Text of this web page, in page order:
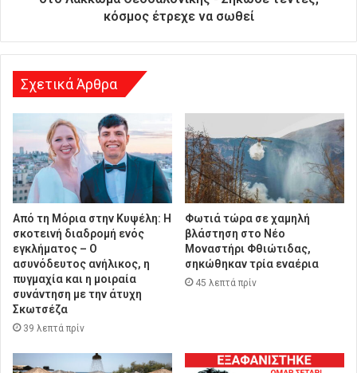
σ
κόσμος έτρεχε να σωθεί
Σχετικά Άρθρα
Από τη Μόρια στην Κυψέλη: Η
σκοτεινή διαδρομή ενός
εγκλήματος – Ο
ασυνόδευτος ανήλικος, η
πυγμαχία και η μοιραία
συνάντηση με την άτυχη
Σκωτσέζα
39 λεπτά πρίν
Φωτιά τώρα σε χαμηλή
βλάστηση στο Νέο
Μοναστήρι Φθιώτιδας,
σηκώθηκαν τρία εναέρια
45 λεπτά πρίν